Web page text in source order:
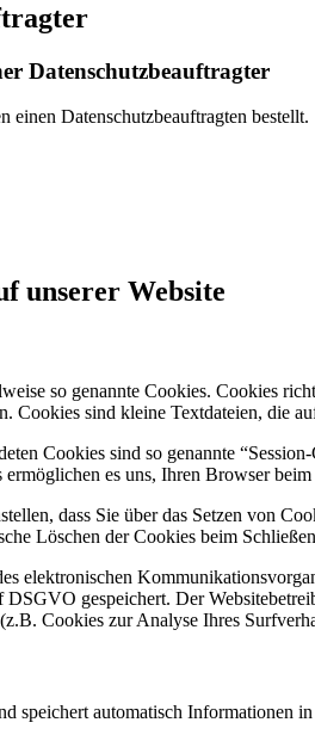
Datenschutzbeauftragter
einen Datenschutzbeauftragten bestellt.
unserer Website
so genannte Cookies. Cookies
Cookies sind kleine Textdateien, die
Cookies sind so genannte
es uns, Ihren Browser
dass Sie über das Setzen von
Löschen der Cookies beim
elektronischen
gespeichert. Der
Cookies zur Analyse Ihres
speichert automatisch Informationen